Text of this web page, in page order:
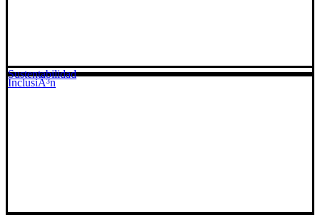
InclusiÃ³n
Sustentabilidad